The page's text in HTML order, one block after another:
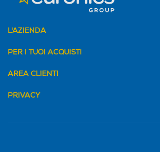
L'AZIENDA
PER I TUOI ACQUISTI
AREA CLIENTI
PRIVACY